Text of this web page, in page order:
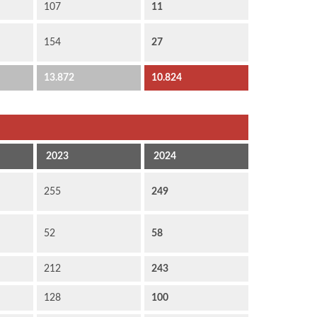
107 11
154 27
13.872 10.824
2023 2024
255 249
52 58
212 243
128 100